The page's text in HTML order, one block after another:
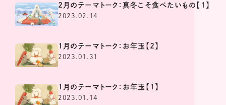
2月のテーマトーク：真冬こそ食べたいもの【1】
2023.02.14
1月のテーマトーク：お年玉【2】
2023.01.31
1月のテーマトーク：お年玉【1】
2023.01.14